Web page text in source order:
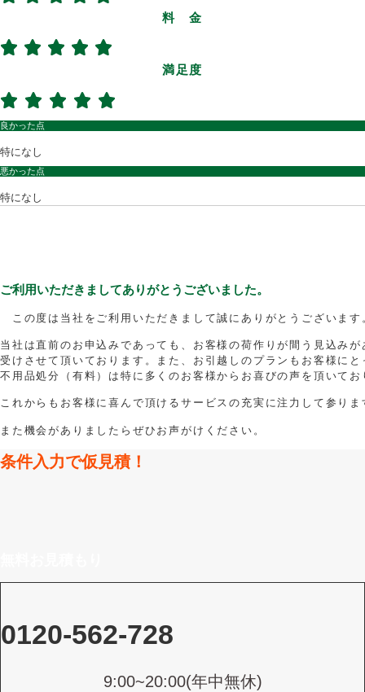
料 金
満足度
良かった点
特になし
悪かった点
特になし
ご利用いただきましてありがとうございました。
この度は当社をご利用いただきまして誠にありがとうございま
当社は直前のお申込みであっても、お客様の荷作りが間う見込み
受けさせて頂いております。また、お引越しのプランもお客様に
不用品処分（有料）は特に多くのお客様からお喜びの声を頂いてお
これからもお客様に喜んで頂けるサービスの充実に注力して参りま
また機会がありましたらぜひお声がけください。
条件入力で仮見積！
0120-562-728
9:00~20:00(年中無休)